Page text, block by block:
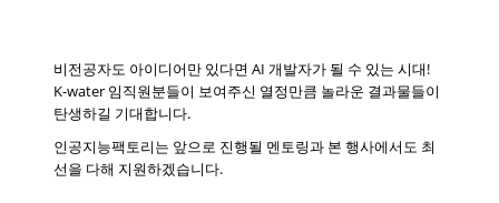
비전공자도 아이디어만 있다면 AI 개발자가 될 수 있는 시대!
K-water 임직원분들이 보여주신 열정만큼 놀라운 결과물들이
탄생하길 기대합니다.
인공지능팩토리는 앞으로 진행될 멘토링과 본 행사에서도 최
선을 다해 지원하겠습니다.